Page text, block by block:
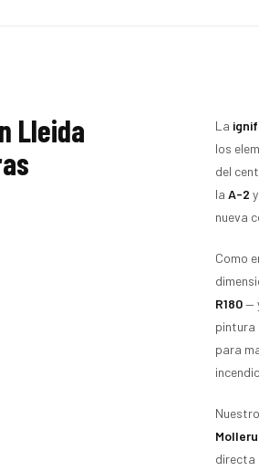
Lleida
La
los
del
laA-2
nueva
Como
R180—
pintura
para
directa